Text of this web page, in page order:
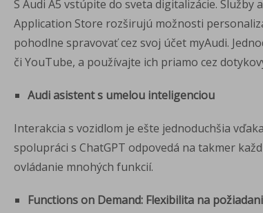
S Audi A5 vstúpite do sveta digitalizácie.
Application Store rozširujú možnosti
pohodlne spravovať cez svoj účet myAudi.
či YouTube, a používajte ich priamo cez
Audi asistent s umelou inteligenciou
Interakcia s vozidlom je ešte jednoduchšia
spolupráci s ChatGPT odpovedá na takmer
ovládanie mnohých funkcií.
Functions on Demand: Flexibilita na